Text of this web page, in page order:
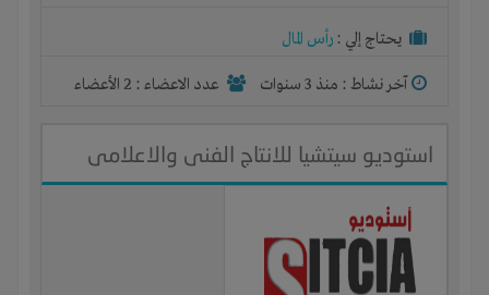
يحتاج إلي : رأس المال
آخر نشاط : منذ 3 سنوات عدد الاعضاء : 2 الأعضاء
استوديو سيتشيا للانتاج الفنى والاعلامى